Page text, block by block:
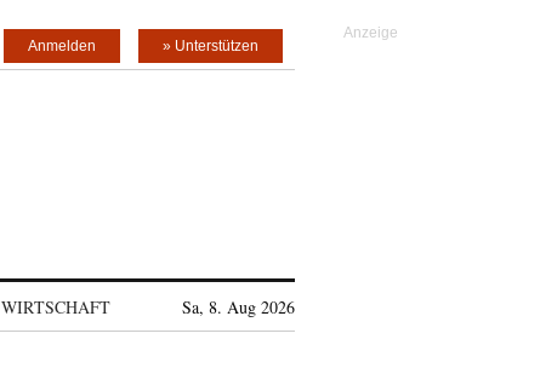
» Unterstützen
Anmelden
WIRTSCHAFT Sa, 8. Aug 2026